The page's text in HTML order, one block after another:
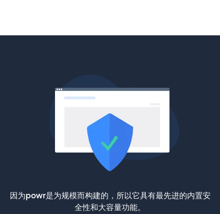
因为powr是为规模而构建的，所以它具有最先进的内置安
全性和大容量功能。